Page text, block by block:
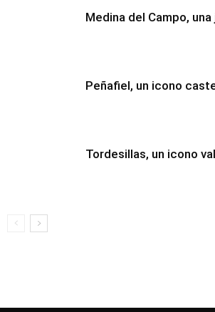
Medina del Campo,
Peñafiel, un icono
Tordesillas, un icono